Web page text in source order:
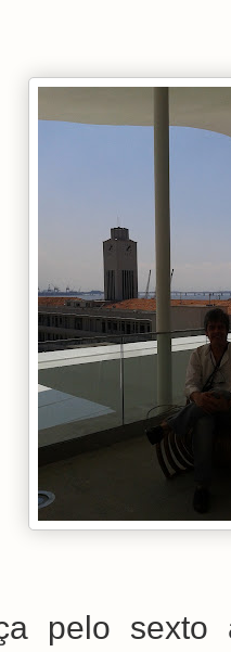
pelo